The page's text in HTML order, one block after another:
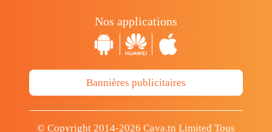
Nos applications
Bannières publicitaires
© Copyright 2014-2026 Cava.tn Limited Tous